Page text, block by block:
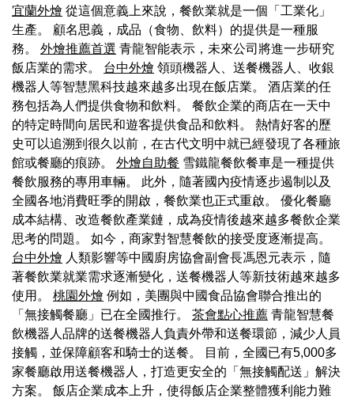
宜蘭外燴 從這個意義上來說，餐飲業就是一個「工業化」
生產。 顧名思義，成品（食物、飲料）的提供是一種服
務。 外燴推薦首選 青龍智能表示，未來公司將進一步研究
飯店業的需求。 台中外燴 領頭機器人、送餐機器人、收銀
機器人等智慧黑科技越來越多出現在飯店業。 酒店業的任
務包括為人們提供食物和飲料。 餐飲企業的商店在一天中
的特定時間向居民和遊客提供食品和飲料。 熱情好客的歷
史可以追溯到很久以前，在古代文明中就已經發現了各種旅
館或餐廳的痕跡。 外燴自助餐 雪鐵龍餐飲餐車是一種提供
餐飲服務的專用車輛。 此外，隨著國內疫情逐步遏制以及
全國各地消費旺季的開啟，餐飲業也正式重啟。 優化餐廳
成本結構、改造餐飲產業鏈，成為疫情後越來越多餐飲企業
思考的問題。 如今，商家對智慧餐飲的接受度逐漸提高。
台中外燴 人類影響等中國廚房協會副會長馮恩元表示，隨
著餐飲業就業需求逐漸變化，送餐機器人等新技術越來越多
使用。 桃園外燴 例如，美團與中國食品協會聯合推出的
「無接觸餐廳」已在全國推行。 茶會點心推薦 青龍智慧餐
飲機器人品牌的送餐機器人負責外帶和送餐環節，減少人員
接觸，並保障顧客和騎士的送餐。 目前，全國已有5,000多
家餐廳啟用送餐機器人，打造更安全的「無接觸配送」解決
方案。 飯店企業成本上升，使得飯店企業整體獲利能力難